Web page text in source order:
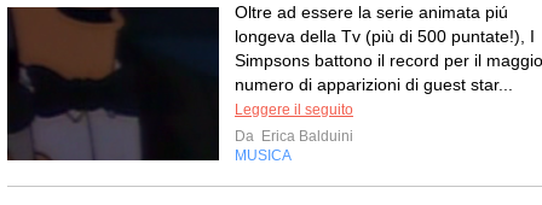
Oltre ad essere la serie animata piú
longeva della Tv (più di 500 puntate!), I
Simpsons battono il record per il
numero di apparizioni di guest star...
Leggere il seguito
Da Erica Balduini
MUSICA